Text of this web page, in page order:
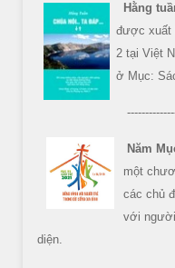
Hằng
được xuất
2 tại Việt
ở Mục:
Năm
một
các chủ
với
diện.